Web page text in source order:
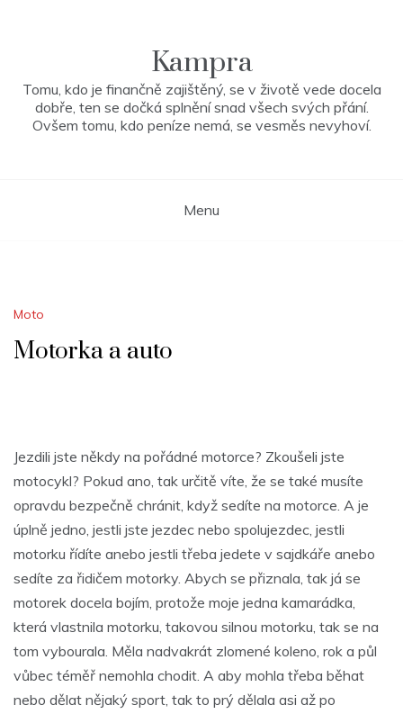
Kampra
Tomu, kdo je finančně zajištěný, se v životě vede docela
dobře, ten se dočká splnění snad všech svých přání.
Ovšem tomu, kdo peníze nemá, se vesměs nevyhoví.
Menu
Moto
Motorka a auto
Jezdili jste někdy na pořádné motorce? Zkoušeli jste
motocykl? Pokud ano, tak určitě víte, že se také musíte
opravdu bezpečně chránit, když sedíte na motorce. A je
úplně jedno, jestli jste jezdec nebo spolujezdec, jestli
motorku řídíte anebo jestli třeba jedete v sajdkáře anebo
sedíte za řidičem motorky. Abych se přiznala, tak já se
motorek docela bojím, protože moje jedna kamarádka,
která vlastnila motorku, takovou silnou motorku, tak se na
tom vybourala. Měla nadvakrát zlomené koleno, rok a půl
vůbec téměř nemohla chodit. A aby mohla třeba běhat
nebo dělat nějaký sport, tak to prý dělala asi až po